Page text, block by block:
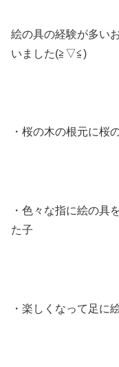
絵の具の経験が多い
いました(≧▽≦)
・桜の木の根元に桜
・色々な指に絵の具
た子
・楽しくなって足に